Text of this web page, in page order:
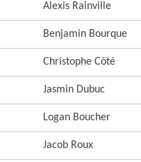
Alexis Rainville
Benjamin Bourque
Christophe Côté
Jasmin Dubuc
Logan Boucher
Jacob Roux